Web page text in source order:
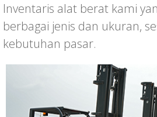
Inventaris alat berat kami
berbagai jenis dan ukuran,
kebutuhan pasar.